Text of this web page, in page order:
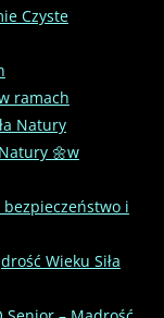
Czyste
ramach
Natury
🌼w
bezpieczeństwo i
Wieku Siła